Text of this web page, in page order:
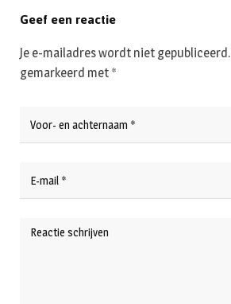
Geef een reactie
Je e-mailadres wordt niet gepubliceerd.
gemarkeerd met *